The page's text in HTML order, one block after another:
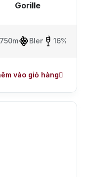
Gorille
750ml Blen 16%
vào giỏ hàng